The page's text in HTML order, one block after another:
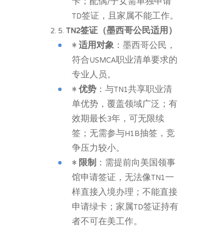
TD签证，且家属不能工作。
5.TN2签证 （墨西哥公民适用）
•适用对象 ：墨西哥公民，
符合USMCA职业清单要求的
专业人员。
•优势 ：与TN1共享职业清
单优势，覆盖领域广泛；有
效期最长3年，可无限续
签；无需参与H1B抽签，竞
争压力较小。
•限制 ：需提前向美国领事
馆申请签证，无法像TN1一
样直接入境办理；不能直接
申请绿卡；家属TD签证持有
者不可在美工作。